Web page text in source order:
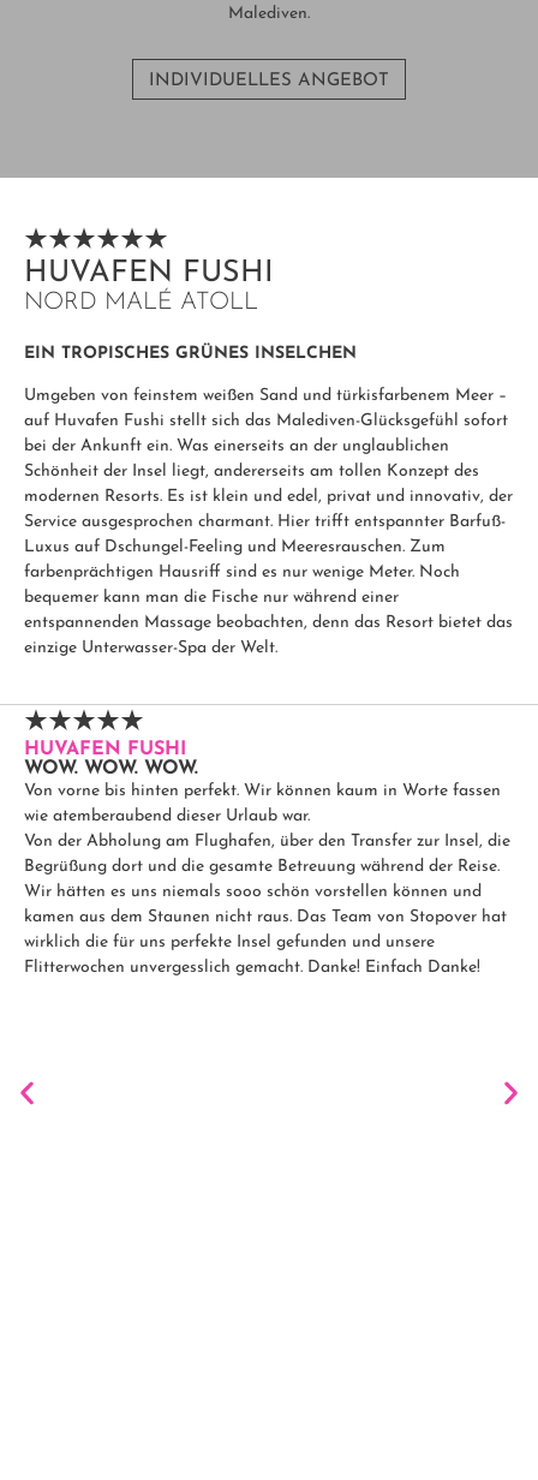
Malediven.
INDIVIDUELLES ANGEBOT
HUVAFEN FUSHI
NORD MALÉ ATOLL
EIN TROPISCHES GRÜNES INSELCHEN
Umgeben von feinstem weißen Sand und türkisfarbenem Meer –
auf Huvafen Fushi stellt sich das Malediven-Glücksgefühl sofort
bei der Ankunft ein. Was einerseits an der unglaublichen
Schönheit der Insel liegt, andererseits am tollen Konzept des
modernen Resorts. Es ist klein und edel, privat und innovativ, der
Service ausgesprochen charmant. Hier trifft entspannter Barfuß-
Luxus auf Dschungel-Feeling und Meeresrauschen. Zum
farbenprächtigen Hausriff sind es nur wenige Meter. Noch
bequemer kann man die Fische nur während einer
entspannenden Massage beobachten, denn das Resort bietet das
einzige Unterwasser-Spa der Welt.
HUVAFEN FUSHI
WOW. WOW. WOW.
Von vorne bis hinten perfekt. Wir können kaum in Worte fassen
wie atemberaubend dieser Urlaub war.
Von der Abholung am Flughafen, über den Transfer zur Insel, die
Begrüßung dort und die gesamte Betreuung während der Reise.
Wir hätten es uns niemals sooo schön vorstellen können und
kamen aus dem Staunen nicht raus. Das Team von Stopover hat
wirklich die für uns perfekte Insel gefunden und unsere
Flitterwochen unvergesslich gemacht. Danke! Einfach Danke!